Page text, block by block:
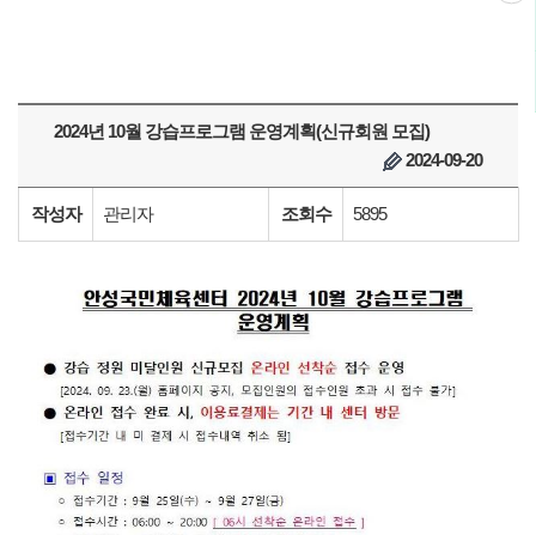
2024년 10월 강습프로그램 운영계획(신규회원 모집)
2024-09-20
작성자 관리자 조회수 5895